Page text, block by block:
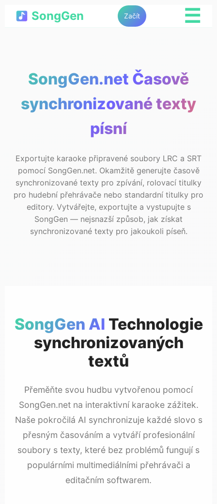
SongGen Začít ☰
SongGen.net Časově
synchronizované texty
písní
Exportujte karaoke připravené soubory LRC a SRT
pomocí SongGen.net. Okamžitě generujte časově
synchronizované texty pro zpívání, rolovací titulky
pro hudební přehrávače nebo standardní titulky pro
editory. Vytvářejte, exportujte a vystupujte s
SongGen — nejsnazší způsob, jak získat
synchronizované texty pro jakoukoli píseň.
SongGen AI Technologie
synchronizovaných
textů
Přeměňte svou hudbu vytvořenou pomocí
SongGen.net na interaktivní karaoke zážitek.
Naše pokročilá AI synchronizuje každé slovo s
přesným časováním a vytváří profesionální
soubory s texty, které bez problémů fungují s
populárními multimediálními přehrávači a
editačním softwarem.